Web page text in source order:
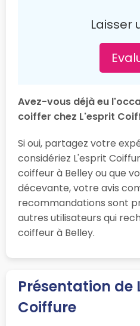
Laisser
Avez-vous déjà eu
coiffer chez L'esprit
Si oui, partagez votre
considériez L'esprit
coiffeur à Belley ou que
décevante, votre avis
recommandations sont
autres utilisateurs qui
coiffeur à Belley.
Présentation de
Coiffure